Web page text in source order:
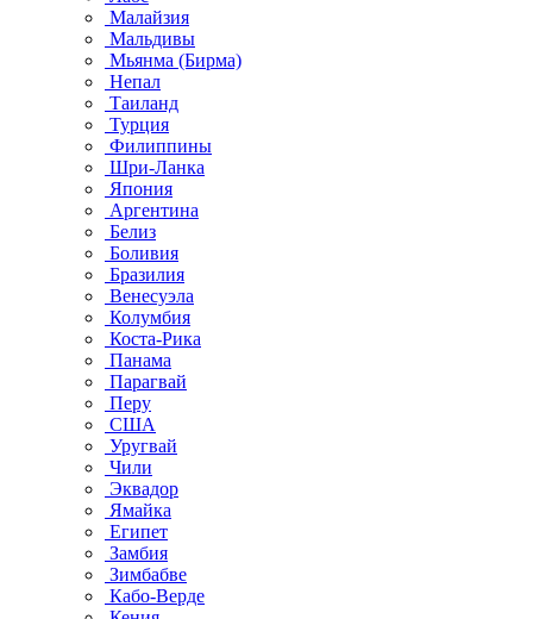
Малайзия
Мальдивы
Мьянма (Бирма)
Непал
Таиланд
Турция
Филиппины
Шри-Ланка
Япония
Аргентина
Белиз
Боливия
Бразилия
Венесуэла
Колумбия
Коста-Рика
Панама
Парагвай
Перу
США
Уругвай
Чили
Эквадор
Ямайка
Египет
Замбия
Зимбабве
Кабо-Верде